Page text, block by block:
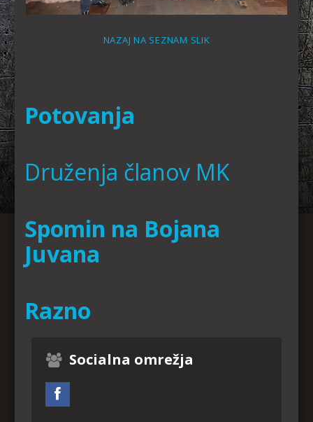
NAZAJ NA SEZNAM SLIK
Potovanja
Druženja članov MK
Spomin na Bojana
Juvana
Razno
Socialna omrežja